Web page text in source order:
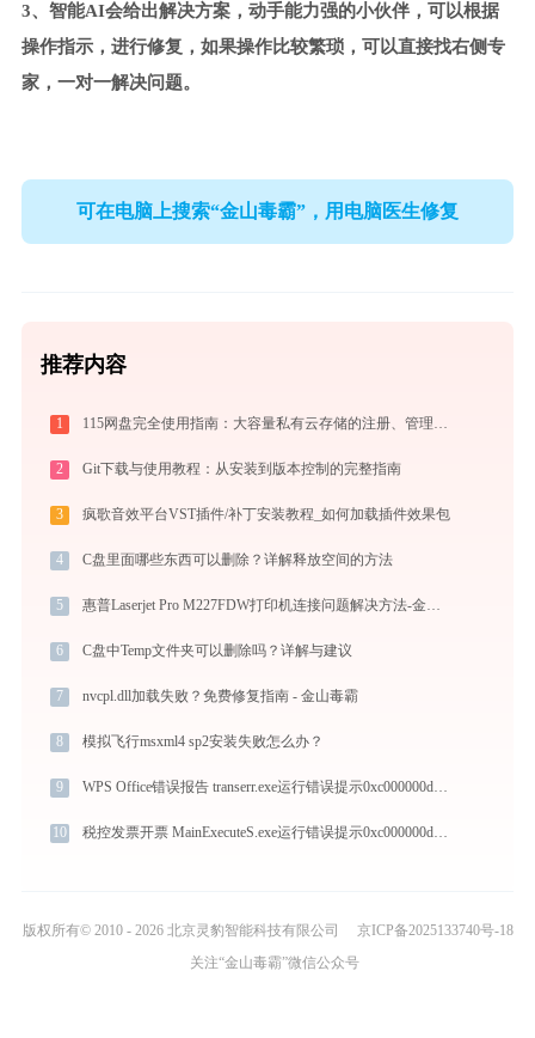
3、智能AI会给出解决方案，动手能力强的小伙伴，可以根据
操作指示，进行修复，如果操作比较繁琐，可以直接找右侧专
家，一对一解决问题。
可在电脑上搜索“金山毒霸”，用电脑医生修复
推荐内容
1 115网盘完全使用指南：大容量私有云存储的注册、管理与分享全攻略（2026最新）
2 Git下载与使用教程：从安装到版本控制的完整指南
3 疯歌音效平台VST插件/补丁安装教程_如何加载插件效果包
4 C盘里面哪些东西可以删除？详解释放空间的方法
5 惠普Laserjet Pro M227FDW打印机连接问题解决方法-金山毒霸
6 C盘中Temp文件夹可以删除吗？详解与建议
7 nvcpl.dll加载失败？免费修复指南 - 金山毒霸
8 模拟飞行msxml4 sp2安装失败怎么办？
9 WPS Office错误报告 transerr.exe运行错误提示0xc000000d的解决办法
10 税控发票开票 MainExecuteS.exe运行错误提示0xc000000d的解决办法
版权所有© 2010 - 2026 北京灵豹智能科技有限公司
京ICP备2025133740号-18
关注“金山毒霸”微信公众号